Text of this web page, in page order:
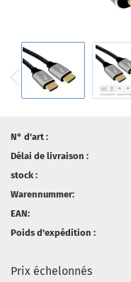
N° d'art :
Délai de livraison :
stock :
Warennummer:
EAN:
Poids d'expédition :
Prix échelonnés